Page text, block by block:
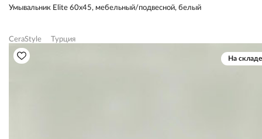
Умывальник Elite 60х45, мебельный/подвесной, белый
CeraStyle Турция
На складе